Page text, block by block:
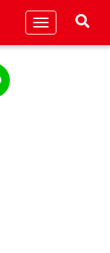
Toggle